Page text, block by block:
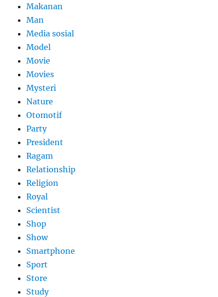
Makanan
Man
Media sosial
Model
Movie
Movies
Mysteri
Nature
Otomotif
Party
President
Ragam
Relationship
Religion
Royal
Scientist
Shop
Show
Smartphone
Sport
Store
Study